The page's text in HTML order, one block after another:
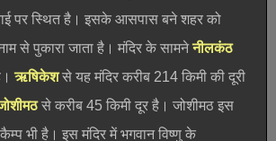
पर स्थित है। इसके आसपास बने शहर को
से पुकारा जाता है। मंदिर के सामनेनीलकंठ
ऋषिकेशसे यह मंदिर करीब 214 किमी की दूरी
से करीब 45 किमी दूर है। जोशीमठ इस
भी है। इस मंदिर में भगवान विष्णु के